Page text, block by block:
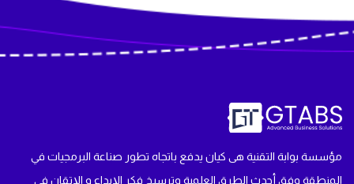
مؤسسة بوابة التقنية هى كيان يدفع باتجاه تطور صناعة البرمجيات في
المنطقة وفق أحدث الطرق العلمية وترسيخ فكر الإبداع و الإتقان في